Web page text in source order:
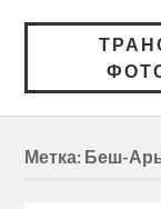
Метка: Беш-